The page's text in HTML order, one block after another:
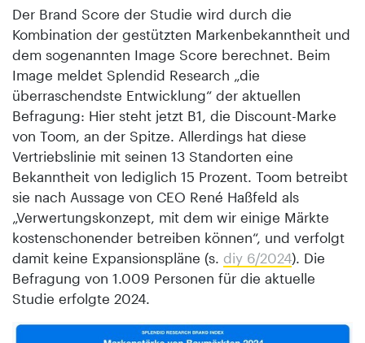
Der Brand Score der Studie wird durch die
Kombination der gestützten Markenbekanntheit und
dem sogenannten Image Score berechnet. Beim
Image meldet Splendid Research „die
überraschendste Entwicklung“ der aktuellen
Befragung: Hier steht jetzt B1, die Discount-Marke
von Toom, an der Spitze. Allerdings hat diese
Vertriebslinie mit seinen 13 Standorten eine
Bekanntheit von lediglich 15 Prozent. Toom betreibt
sie nach Aussage von CEO René Haßfeld als
„Verwertungskonzept, mit dem wir einige Märkte
kostenschonender betreiben können“, und verfolgt
damit keine Expansionspläne (s. diy 6/2024). Die
Befragung von 1.009 Personen für die aktuelle
Studie erfolgte 2024.